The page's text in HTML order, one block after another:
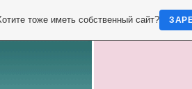
тоже иметь собственный сайт?